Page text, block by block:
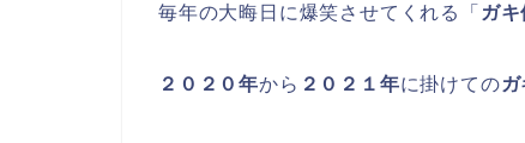
毎年の大晦日に爆笑させてくれる「 ガ
２０２０年から ２０２１年に掛けての